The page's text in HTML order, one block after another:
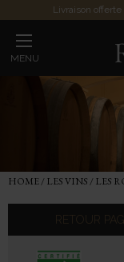
Livraison
MENU
HOME/ LES VINS / LES
RETOUR